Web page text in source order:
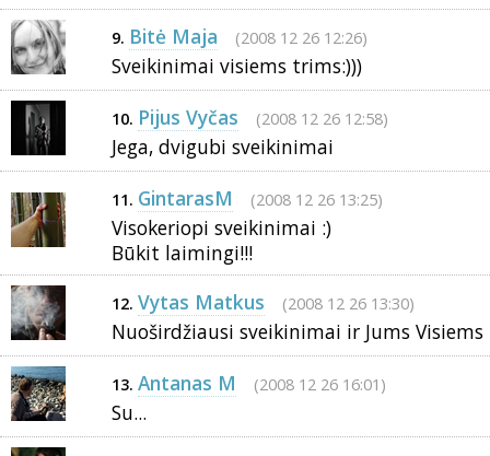
9. Bitė Maja (2008 12 26 12:26)
Sveikinimai visiems trims:)))
10. Pijus Vyčas (2008 12 26 12:58)
Jega, dvigubi sveikinimai
11. GintarasM (2008 12 26 13:25)
Visokeriopi sveikinimai :)
Būkit laimingi!!!
12. Vytas Matkus (2008 12 26 13:30)
Nuoširdžiausi sveikinimai ir Jums Visiems
13. Antanas M (2008 12 26 16:01)
Su...